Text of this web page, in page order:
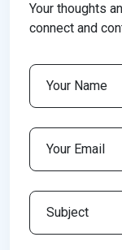
Your thoughts
connect and